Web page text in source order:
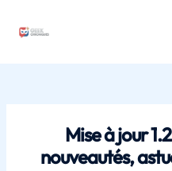
Mise à jour
nouveautés,